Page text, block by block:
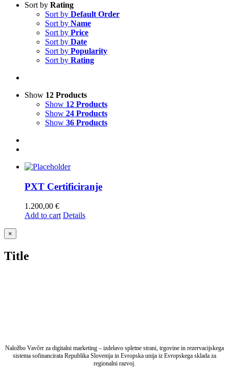
Sort by Rating
Sort by Default Order
Sort by Name
Sort by Price
Sort by Date
Sort by Popularity
Sort by Rating
Show 12 Products
Show 12 Products
Show 24 Products
Show 36 Products
PXT Certificiranje
1.200,00 €
Add to cart Details
Close
product
view
×
Title
Naložbo Vavčer za digitalni marketing – izdelavo spletne strani, trgovine in rezervacijskega
sistema sofinancirata Republika Slovenija in Evropska unija iz Evropskega sklada za
regionalni razvoj.